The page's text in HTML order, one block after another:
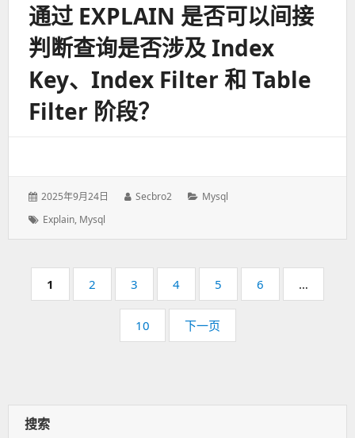
通过 EXPLAIN 是否可以间接
判断查询是否涉及 Index
Key、Index Filter 和 Table
Filter 阶段？
发
于：
2025年9月24日
作
Secbro2
分
Mysql
标
Explain, Mysql
页
码：
1
页
码：
2
页
码：
3
页
码：
4
页
码：
5
页
码：
6 …
页
码：
10 下一页
搜索